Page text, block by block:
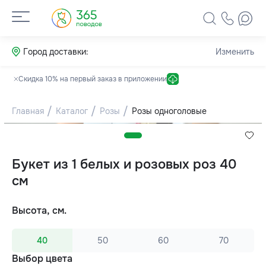
Город доставки: Изменить
Скидка 10% на первый заказ в приложении
Главная Каталог Розы Розы одноголовые
Букет из 1 белых и розовых роз 40
см
Высота, см.
40 50 60 70
Выбор цвета